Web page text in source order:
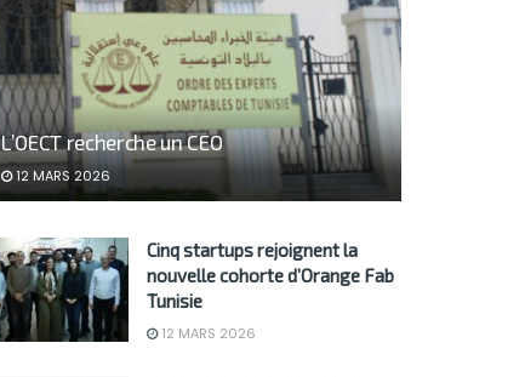
L’OECT recherche un CEO
12 MARS 2026
Cinq startups rejoignent la
nouvelle cohorte d’Orange Fab
Tunisie
12 MARS 2026